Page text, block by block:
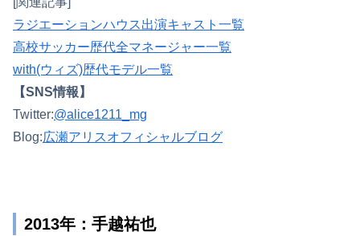
ラジエーションハウス出演キャスト一覧
高校サッカー歴代全マネージャー一覧
with(ウィズ)歴代モデル一覧
【SNS情報】
Twitter:@alice1211_mg
Blog:広瀬アリスオフィシャルブログ
2013年：手越祐也